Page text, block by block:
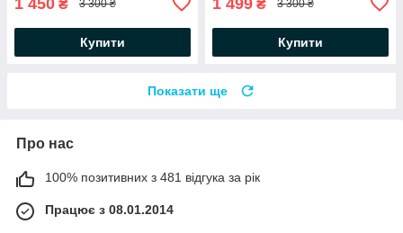
₴ 3 300 ₴
Купити
₴ 3 300 ₴
Купити
Показати ще
Про нас
100% позитивних з 481 відгука за рік
Працює з 08.01.2014